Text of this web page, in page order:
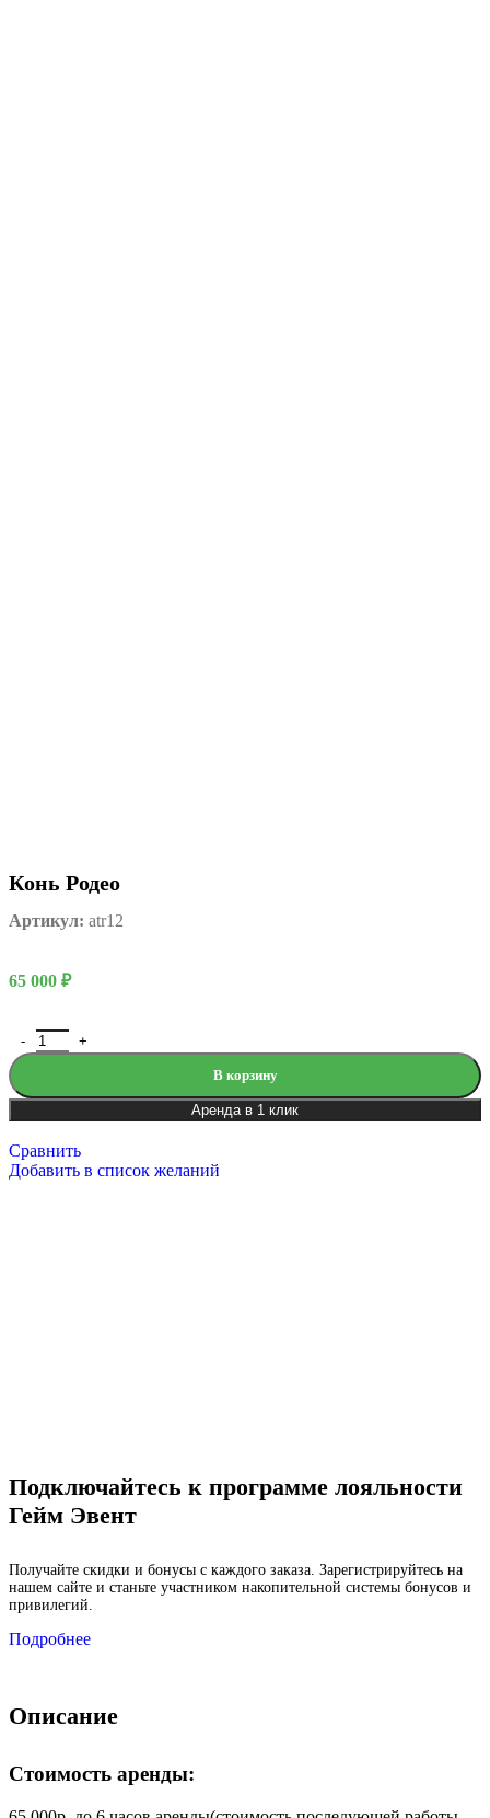
Конь Родео
Артикул: atr12
65 000 ₽
В корзину
Аренда в 1 клик
Сравнить
Добавить в список желаний
Подключайтесь к программе лояльности
Гейм Эвент
Получайте скидки и бонусы с каждого заказа. Зарегистрируйтесь на
нашем сайте и станьте участником накопительной системы бонусов и
привилегий.
Подробнее
Описание
Стоимость аренды: